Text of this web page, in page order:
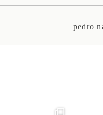
pedro